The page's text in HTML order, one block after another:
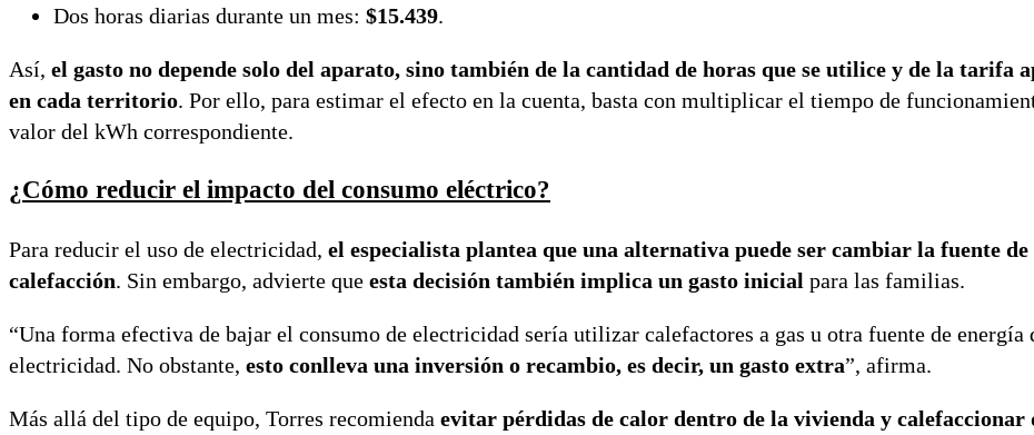
Dos horas diarias durante un mes: $15.439.
Así, el gasto no depende solo del aparato, sino también de la cantidad de horas que se utilice y de la tarifa
en cada territorio. Por ello, para estimar el efecto en la cuenta, basta con multiplicar el tiempo de
valor del kWh correspondiente.
¿Cómo reducir el impacto del consumo eléctrico?
Para reducir el uso de electricidad, el especialista plantea que una alternativa puede ser cambiar la fuente de
calefacción. Sin embargo, advierte que esta decisión también implica un gasto inicial para las familias.
“Una forma efectiva de bajar el consumo de electricidad sería utilizar calefactores a gas u otra fuente de energía
electricidad. No obstante, esto conlleva una inversión o recambio, es decir, un gasto extra”, afirma.
Más allá del tipo de equipo, Torres recomienda evitar pérdidas de calor dentro de la vivienda y calefaccionar